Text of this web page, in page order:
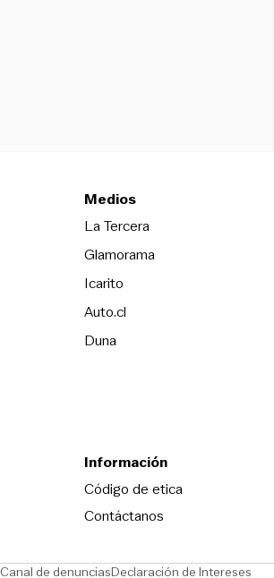
Medios
La TerceraOpens in new
Glamorama
Icarito
Auto.cl
DunaOpens in new window
Información
Código de eticaOpens in new
Contáctanos
Canal de denunciasOpens in new window
Declaración de Intereses